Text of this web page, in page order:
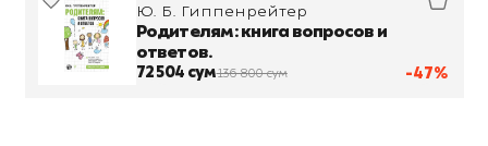
-47%
Ю. Б. Гиппенрейтер
Родителям: книга вопросов и
ответов.
72 504 сум136 800 сум